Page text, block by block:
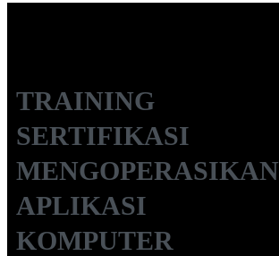
TRAINING
SERTIFIKASI
MENGOPERASIKAN
APLIKASI
KOMPUTER